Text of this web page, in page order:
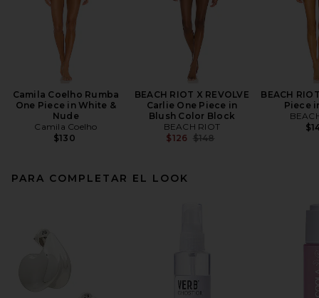
Camila Coelho Rumba
One Piece in White &
Nude
Camila Coelho
$130
BEACH RIOT X REVOLVE
Carlie One Piece in
Blush Color Block
BEACH RIOT
$126 Previous price:
$148
BEACH
Piece
PARA COMPLETAR EL LOOK